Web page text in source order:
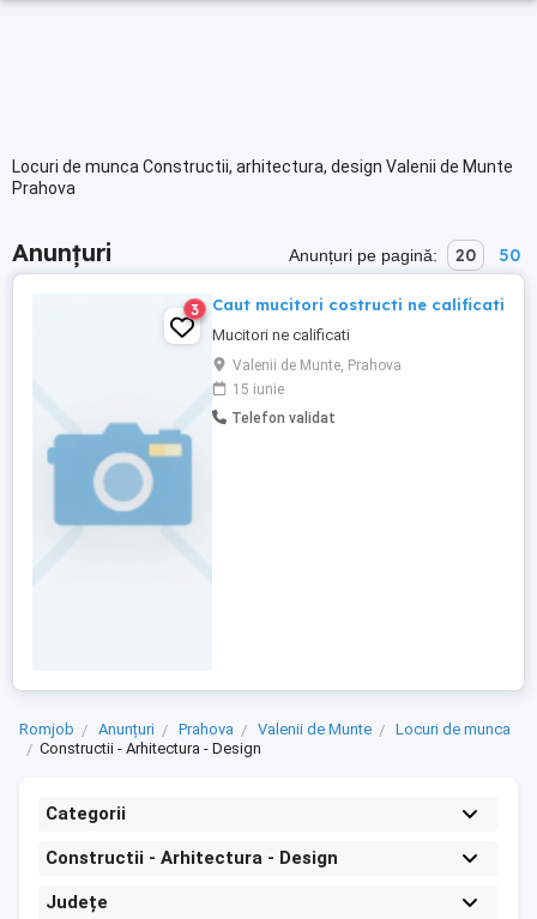
Locuri de munca Constructii, arhitectura, design Valenii de Munte
Prahova
Anunțuri Anunțuri pe pagină: 20 50
3 Caut mucitori costructi ne calificati
Mucitori ne calificati
Valenii de Munte, Prahova
15 iunie
Telefon validat
Romjob Anunțuri Prahova Valenii de Munte
Locuri de munca
Constructii - Arhitectura - Design
Categorii
Constructii - Arhitectura - Design
Județe